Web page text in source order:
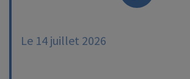
Le 14 juillet 2026